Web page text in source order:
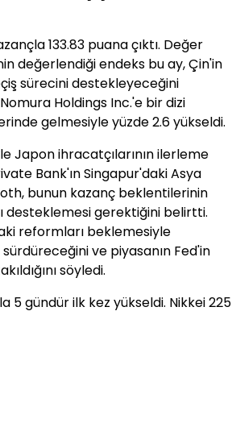
133.83 puana çıktı. Değer
değerlendiği endeks bu ay, Çin'in
sürecini destekleyeceğini
Holdings Inc.'e bir dizi
gelmesiyle yüzde 2.6 yükseldi.
Japon ihracatçılarının ilerleme
Bank'ın Singapur'daki Asya
bunun kazanç beklentilerinin
desteklemesi gerektiğini belirtti.
reformları beklemesiyle
ve piyasanın Fed'in
söyledi.
5 gündür ilk kez yükseldi. Nikkei 225